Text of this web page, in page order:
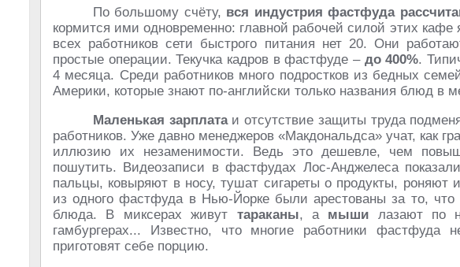
По большому счёту, вся индустрия фастфуда
кормится ими одновременно: главной рабочей силой этих
всех работников сети быстрого питания нет 20. Они
простые операции. Текучка кадров в фастфуде – до 400%.
4 месяца. Среди работников много подростков из бедных
Америки, которые знают по-английски только названия блюд в
Маленькая зарплатаи отсутствие защиты труда
работников. Уже давно менеджеров «Макдональдса» учат, как
иллюзию их незаменимости. Ведь это дешевле, чем
пошутить. Видеозаписи в фастфудах Лос-Анджелеса
пальцы, ковыряют в носу, тушат сигареты о продукты, роняют
из одного фастфуда в Нью-Йорке были арестованы за то,
блюда. В миксерах живут тараканы, а мыши лазают по
гамбургерах... Известно, что многие работники
приготовят себе порцию.